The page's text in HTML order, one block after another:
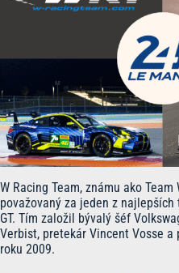
W Racing Team, známu ako
považovaný za jeden z
GT. Tím založil bývalý šéf
Verbist, pretekár Vincent Vosse a
roku 2009.